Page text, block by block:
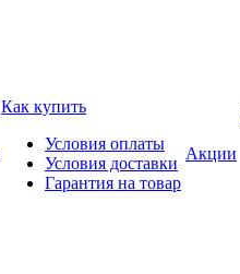
Как купить
Условия оплаты
Условия доставки
Гарантия на товар
Акции